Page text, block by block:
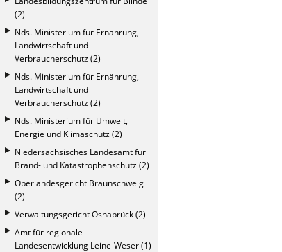
(2)
Nds. Ministerium für Ernährung,
Landwirtschaft und
Verbraucherschutz (2)
Nds. Ministerium für Ernährung,
Landwirtschaft und
Verbraucherschutz (2)
Nds. Ministerium für Umwelt,
Energie und Klimaschutz (2)
Niedersächsisches Landesamt für
Brand- und Katastrophenschutz (2)
Oberlandesgericht Braunschweig
(2)
Verwaltungsgericht Osnabrück (2)
Amt für regionale
Landesentwicklung Leine-Weser (1)